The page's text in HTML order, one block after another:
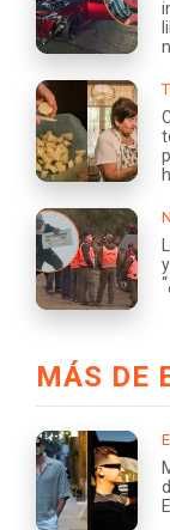
MÁS DE